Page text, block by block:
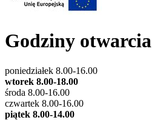
Godziny otwarcia
poniedziałek 8.00-16.00
wtorek 8.00-18.00
środa 8.00-16.00
czwartek 8.00-16.00
piątek 8.00-14.00